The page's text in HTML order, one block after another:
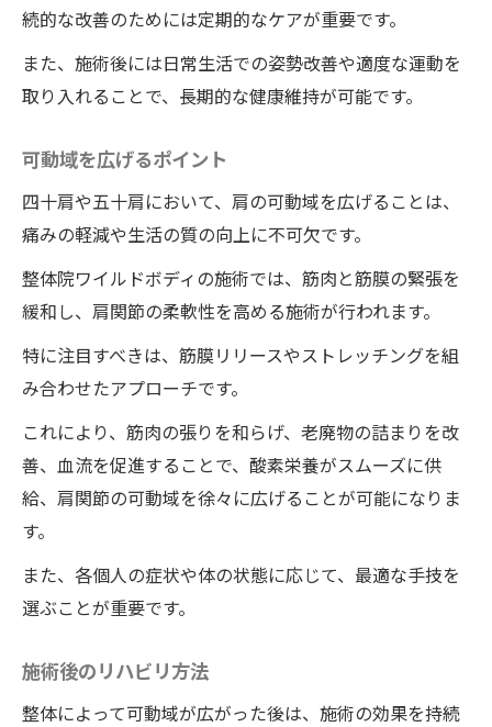
続的な改善のためには定期的なケアが重要です。
また、施術後には日常生活での姿勢改善や適度な運動を
取り入れることで、長期的な健康維持が可能です。
可動域を広げるポイント
四十肩や五十肩において、肩の可動域を広げることは、
痛みの軽減や生活の質の向上に不可欠です。
整体院ワイルドボディの施術では、筋肉と筋膜の緊張を
緩和し、肩関節の柔軟性を高める施術が行われます。
特に注目すべきは、筋膜リリースやストレッチングを組
み合わせたアプローチです。
これにより、筋肉の張りを和らげ、老廃物の詰まりを改
善、血流を促進することで、酸素栄養がスムーズに供
給、肩関節の可動域を徐々に広げることが可能になりま
す。
また、各個人の症状や体の状態に応じて、最適な手技を
選ぶことが重要です。
施術後のリハビリ方法
整体によって可動域が広がった後は、施術の効果を持続